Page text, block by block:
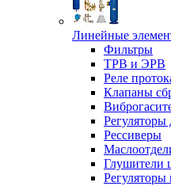
Линейные
Фильтры
ТРВ и ЭРВ
Реле
Клапаны
Регуляторы
Рессиверы
Глушители
Регуляторы